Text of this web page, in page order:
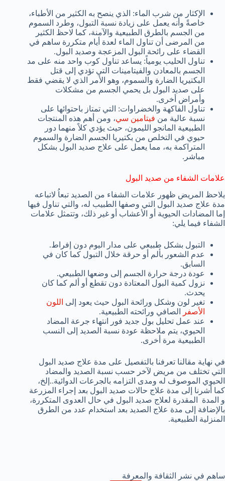
الإكثار من شرب الماء: الذي ينصح به الكثير من الأطباء،
خاصةً وأنه يعمل على زيادة نسبة التبول، وطرد السموم
من الجسم بالطرق الطبيعية والآمنة، كما لاحظ الكثير
من المرضى أن تناول الماء لعدة أيام متكررة ساهم في
القضاء على رائحة البول المزعجة وصديد البول.
تناول الحليب يومياً: يساعد تناول كوب واحد منه على مد
الجسم بالمعادن والفيتامينات التي تؤدي إلى قتل
البكتيريا الضارة والسموم، وهو الأمر الذي لا يقضي فقط
على صديد البول بل يحمي الجسم من مشكلات
وأمراض أخرى.
تناول الفاكهة والخضراوات: التي تمتاز باحتوائها على
نسبة عالية من فيتامين سي، ومن أهم هذه المنتجات
الطبيعية المانجو الليمون، حيث يؤدي كلاً منهما دور
حيوي في التخلص من بكتيريا الجسم الضارة والسموم
المتراكمة به، مما يعمل على علاج صديد البول بشكل
مباشر.
علامات الشفاء من صديد البول
يلاحظ المريض ظهور علامات الشفاء من الصديد تبعاُ لاتباعه
مدة علاج صديد البول التي وصفها الطبيب له، والتي تناول فيها
إما المضادات الحيوية أو الأعشاب أو غير ذلك، وتتمثل علامات
الشفاء فيما يلي:
التبول بشكل طبيعي على مدار اليوم دون إفراط.
عدم الشعور بألم أو حرقة خلال التبول كما كان في
السابق.
عودة درجة حرارة الجسم إلى وضعها الطبيعي.
نزول كمية البول المعتادة دون تقطع أو ألم كما كان
يحدث.
تغير لون وشكل ورائحة البول حيث يعود إلى اللون
الأصفر
الصافي ورائحته الطبيعية.
عند عمل تحليل بول جديد فور انتهاء جرعة المضاد
الحيوي، يتم ملاحظة عودة نسبة الصديد إلى النسب
الطبيعية مرة أخرى.
في نهاية مقالنا تعرفنا بالتفصيل على مدة علاج صديد البول
التي تختلف من مريض لآخر حسب نسبة الصديد والمضاد
الحيوي الموصوف له ومدى التزامه بالجرعات الدوائية..إلخ،
كما أشرنا إلى مدة علاج حالات صديد البول بعد إجراء المزرعة
و المدة المقدرة لعلاج صديد البول في حال العدوى المتكررة،
بالإضافة إلى مدة علاج الصديد بعد استخدام عدد من الطرق
المنزلية الطبيعية.
ساهم في نشر الثقافة والمعرفة